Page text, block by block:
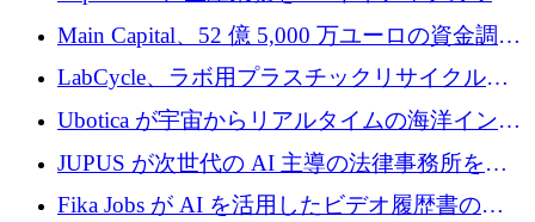
クフロー層に変えるために 260 万ドルを確保
Main Capital、52 億 5,000 万ユーロの資金調達
でエンタープライズ ソフトウェアの開発を倍
LabCycle、ラボ用プラスチックリサイクルシ
ステムを商業化し、焼却廃棄物を削減するた
めに43万ポンドを確保
Ubotica が宇宙からリアルタイムの海洋インテ
リジェンスを拡張するために 1,100 万ドルを
JUPUS が次世代の AI 主導の法律事務所を強
化するために 1,300 万ユーロを調達
Fika Jobs が AI を活用したビデオ履歴書のた